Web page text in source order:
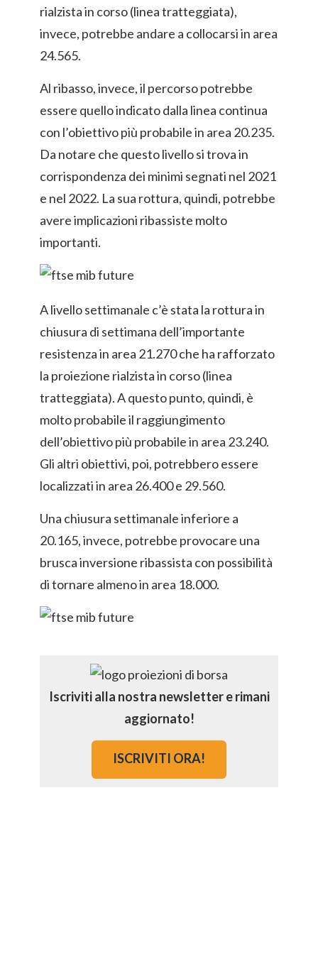
rialzista in corso (linea tratteggiata),
invece, potrebbe andare a collocarsi in area
24.565.
Al ribasso, invece, il percorso potrebbe
essere quello indicato dalla linea continua
con l’obiettivo più probabile in area 20.235.
Da notare che questo livello si trova in
corrispondenza dei minimi segnati nel 2021
e nel 2022. La sua rottura, quindi, potrebbe
avere implicazioni ribassiste molto
importanti.
A livello settimanale c’è stata la rottura in
chiusura di settimana dell’importante
resistenza in area 21.270 che ha rafforzato
la proiezione rialzista in corso (linea
tratteggiata). A questo punto, quindi, è
molto probabile il raggiungimento
dell’obiettivo più probabile in area 23.240.
Gli altri obiettivi, poi, potrebbero essere
localizzati in area 26.400 e 29.560.
Una chiusura settimanale inferiore a
20.165, invece, potrebbe provocare una
brusca inversione ribassista con possibilità
di tornare almeno in area 18.000.
Iscriviti alla nostra newsletter e rimani
aggiornato!
ISCRIVITI ORA!